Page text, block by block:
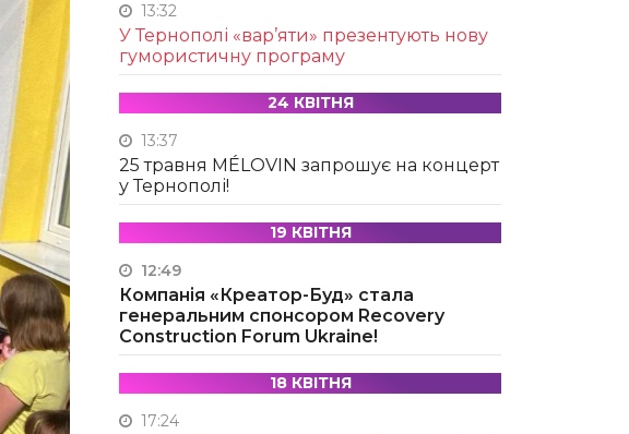
13:32
У Тернополі «вар’яти» презентують нову
гумористичну програму
24 КВІТНЯ
13:37
25 травня MÉLOVIN запрошує на концерт
у Тернополі!
19 КВІТНЯ
12:49
Компанія «Креатор-Буд» стала
генеральним спонсором Recovery
Construction Forum Ukraine!
18 КВІТНЯ
17:24